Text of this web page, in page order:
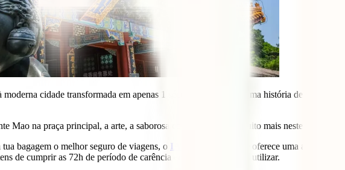
cidade transformada em apenas 1 século, Pequim tem uma história de 3
Mao na praça principal, a arte, a saborosa comida chinesa e muito mais neste artigo da
bagagem o melhor seguro de viagens, o IATI Estrela
, que te oferece uma alta
de cumprir as 72h de período de carência em que não o podes utilizar.